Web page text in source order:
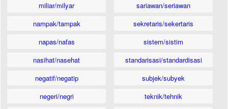
miliar/milyar
nampak/tampak
napas/nafas
nasihat/nasehat
negatif/negatip
negeri/negri
sariawan/seriawan
sekretaris/sekertaris
sistem/sistim
standarisasi/standardisasi
subjek/subyek
teknik/tehnik